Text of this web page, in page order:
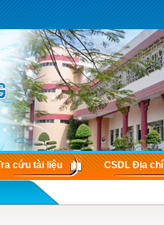
cứu tài liệu CSDL Ðịa chí